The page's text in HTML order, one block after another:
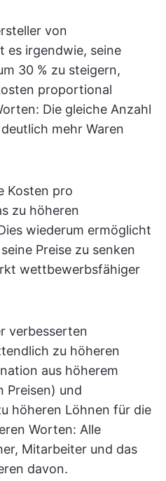
von
es irgendwie, seine
30 % zu steigern,
proportional
Die gleiche Anzahl
mehr Waren
Kosten pro
zu höheren
wiederum ermöglicht
Preise zu senken
wettbewerbsfähiger
verbesserten
zu höheren
aus höherem
Preisen) und
höheren Löhnen für die
Worten: Alle
Mitarbeiter und das
davon.